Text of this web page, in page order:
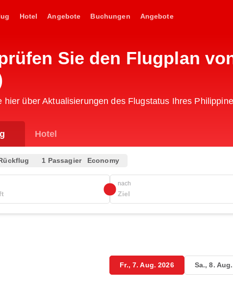
Hotel Angebote Buchungen Angebote
Sie den Flugplan
hier über Aktualisierungen des Flugstatus Ihres
Hotel
1 Passagier Economy
nach
Fr., 7. Aug. 2026 Sa., 8.